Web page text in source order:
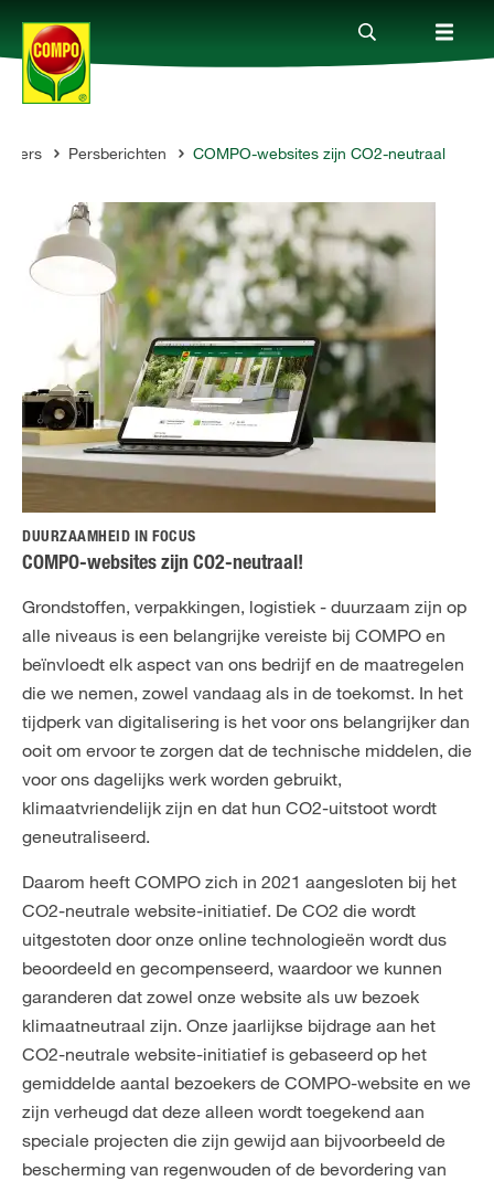
Producten
Advies
Tot je dienst
Onderneming
NL FR
Pers Persberichten COMPO-websites zijn CO2-neutraal
DUURZAAMHEID IN FOCUS
COMPO-websites zijn CO2-neutraal!
Grondstoffen, verpakkingen, logistiek - duurzaam zijn op
alle niveaus is een belangrijke vereiste bij COMPO en
beïnvloedt elk aspect van ons bedrijf en de maatregelen
die we nemen, zowel vandaag als in de toekomst. In het
tijdperk van digitalisering is het voor ons belangrijker dan
ooit om ervoor te zorgen dat de technische middelen, die
voor ons dagelijks werk worden gebruikt,
klimaatvriendelijk zijn en dat hun CO2-uitstoot wordt
geneutraliseerd.
Daarom heeft COMPO zich in 2021 aangesloten bij het
CO2-neutrale website-initiatief. De CO2 die wordt
uitgestoten door onze online technologieën wordt dus
beoordeeld en gecompenseerd, waardoor we kunnen
garanderen dat zowel onze website als uw bezoek
klimaatneutraal zijn. Onze jaarlijkse bijdrage aan het
CO2-neutrale website-initiatief is gebaseerd op het
gemiddelde aantal bezoekers de COMPO-website en we
zijn verheugd dat deze alleen wordt toegekend aan
speciale projecten die zijn gewijd aan bijvoorbeeld de
bescherming van regenwouden of de bevordering van